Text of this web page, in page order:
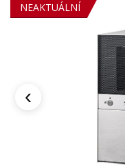
NEAKTUÁLNÍ
‹